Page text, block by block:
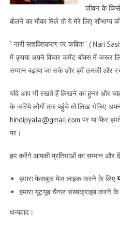
जीवन के
बोलने का मौका मिले तो ये मेरे लिए सौभाग्य
“नारी सशक्तिकरण पर कविता” ( Nari
में कृपया अपने विचार कमेंट बॉक्स में
सम्मान बढ़ाया जा सके और हमें उनकी और
यदि आप भी रखते हैं लिखने का हुनर और
के जरिये लोगों तक पहुंचे तो लिख भेजिए
hindipyala@gmail.com पर या फिर
पर।
हम करेंगे आपकी प्रतिभाओं का सम्मान और
हमारा फेसबुक पेज लाइक करने के लिए
हमारा यूट्यूब चैनल सब्सक्राइब करने
धन्यवाद।